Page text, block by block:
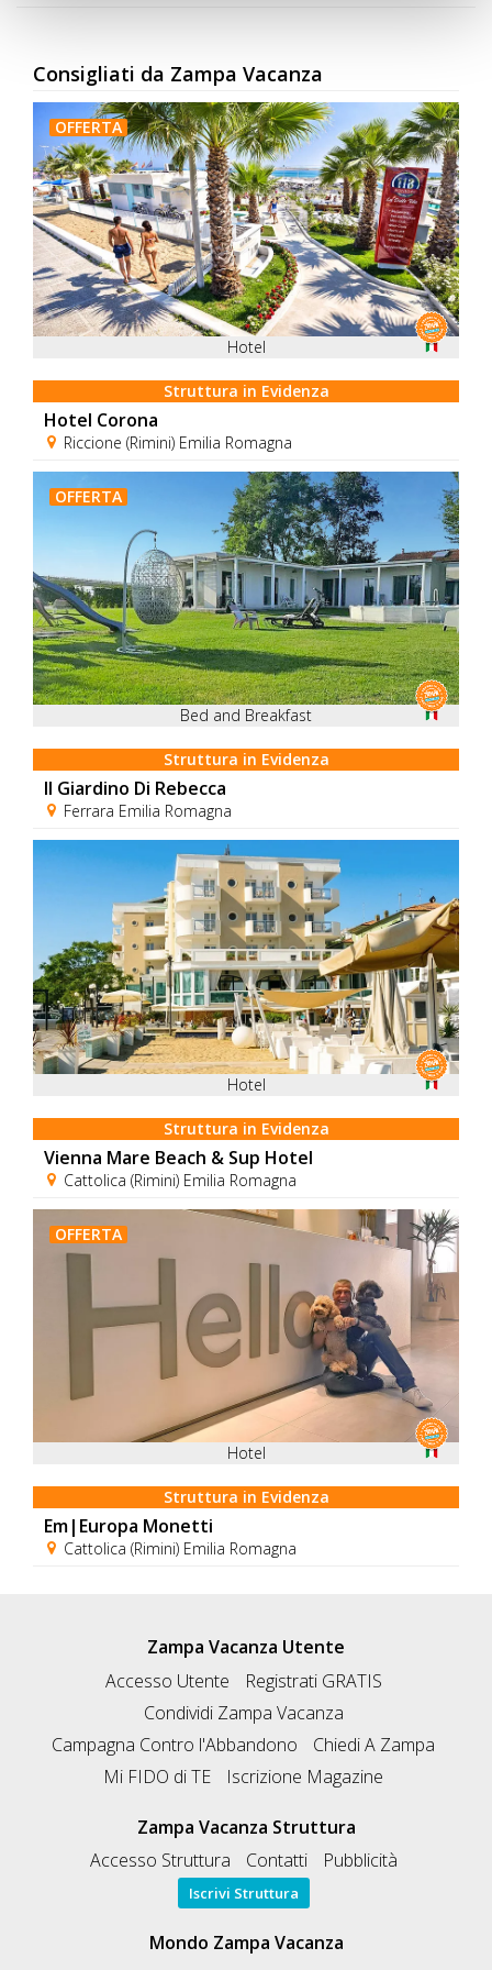
Consigliati da Zampa Vacanza
OFFERTA
Hotel
Struttura in Evidenza
Hotel Corona
Riccione (Rimini) Emilia Romagna
OFFERTA
Bed and Breakfast
Struttura in Evidenza
Il Giardino Di Rebecca
Ferrara Emilia Romagna
Hotel
Struttura in Evidenza
Vienna Mare Beach & Sup Hotel
Cattolica (Rimini) Emilia Romagna
OFFERTA
Hotel
Struttura in Evidenza
Em|Europa Monetti
Cattolica (Rimini) Emilia Romagna
Zampa Vacanza Utente
Accesso Utente
Registrati GRATIS
Condividi Zampa Vacanza
Campagna Contro l'Abbandono
Chiedi A Zampa
Mi FIDO di TE
Iscrizione Magazine
Zampa Vacanza Struttura
Accesso Struttura
Contatti Pubblicità
Iscrivi Struttura
Mondo Zampa Vacanza